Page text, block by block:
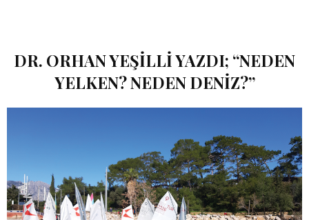
DR. ORHAN YEŞILLI YAZDI; “NEDEN
YELKEN? NEDEN DENIZ?”